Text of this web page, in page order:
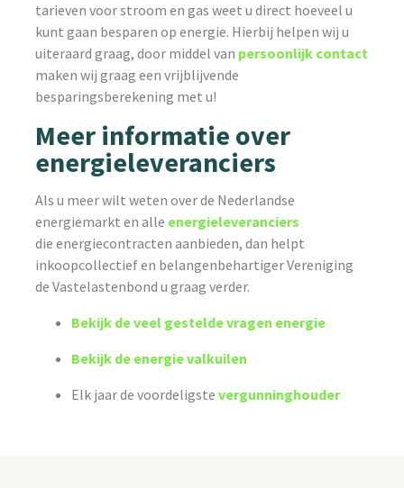
tarieven voor stroom en gas weet u direct hoeveel u
kunt gaan besparen op energie. Hierbij helpen wij u
uiteraard graag, door middel van persoonlijk contact
maken wij graag een vrijblijvende
besparingsberekening met u!
Meer informatie over
energieleveranciers
Als u meer wilt weten over de Nederlandse
energiemarkt en alle energieleveranciers
die energiecontracten aanbieden, dan helpt
inkoopcollectief en belangenbehartiger Vereniging
de Vastelastenbond u graag verder.
Bekijk de veel gestelde vragen energie
Bekijk de energie valkuilen
Elk jaar de voordeligstevergunninghouder